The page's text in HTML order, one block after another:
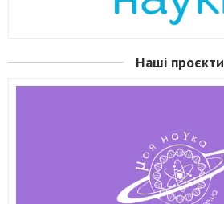
Наші проєкти